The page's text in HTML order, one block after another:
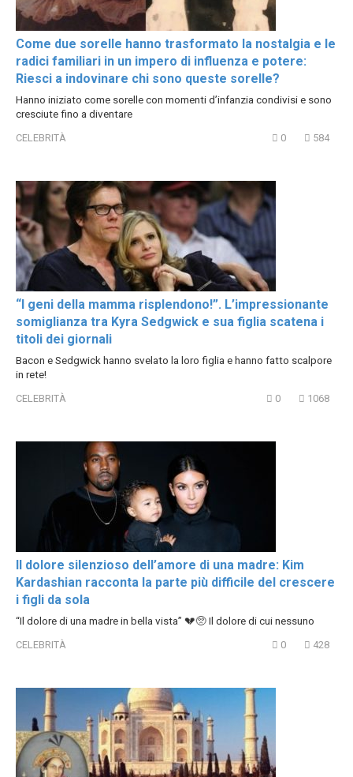
Come due sorelle hanno trasformato la nostalgia e le
radici familiari in un impero di influenza e potere:
Riesci a indovinare chi sono queste sorelle?
Hanno iniziato come sorelle con momenti d’infanzia condivisi e sono
cresciute fino a diventare
CELEBRITÀ 0 584
“I geni della mamma risplendono!”. L’impressionante
somiglianza tra Kyra Sedgwick e sua figlia scatena i
titoli dei giornali
Bacon e Sedgwick hanno svelato la loro figlia e hanno fatto scalpore
in rete!
CELEBRITÀ 0 1068
Il dolore silenzioso dell’amore di una madre: Kim
Kardashian racconta la parte più difficile del crescere
i figli da sola
“Il dolore di una madre in bella vista” 💔🥺 Il dolore di cui nessuno
CELEBRITÀ 0 428